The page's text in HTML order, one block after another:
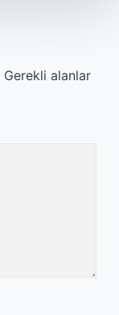
Gerekli alanlar